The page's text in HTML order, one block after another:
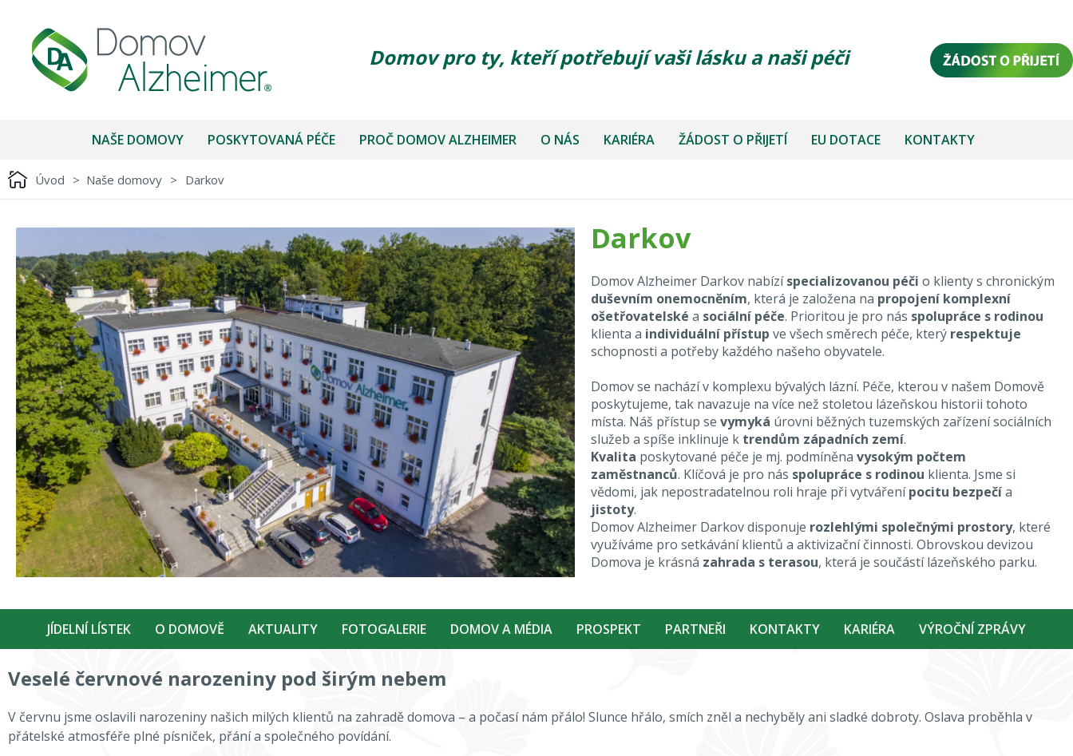
Domov pro ty, kteří potřebují vaši lásku a naši péči
NAŠE DOMOVY POSKYTOVANÁ PÉČE PROČ DOMOV ALZHEIMER O NÁS KARIÉRA ŽÁDOST O PŘIJETÍ EU DOTACE KONTAKTY
Úvod > Naše domovy > Darkov
Darkov
Domov Alzheimer Darkov nabízíspecializovanou péči o klienty s chronickým
duševním onemocněním, která je založena na propojení komplexní
ošetřovatelské a sociální péče. Prioritou je pro nás spolupráce s rodinou
klienta a individuální přístup ve všech směrech péče, který respektuje
schopnosti a potřeby každého našeho obyvatele.
Domov se nachází v komplexu bývalých lázní. Péče, kterou v našem Domově
poskytujeme, tak navazuje na více než stoletou lázeňskou historii tohoto
místa. Náš přístup se vymyká úrovni běžných tuzemských zařízení sociálních
služeb a spíše inklinuje k trendům západních zemí.
Kvalita poskytované péče je mj. podmíněnavysokým počtem
zaměstnanců. Klíčová je pro nás spolupráce s rodinou klienta. Jsme si
vědomi, jak nepostradatelnou roli hraje při vytvářenípocitu bezpečía
jistoty.
Domov Alzheimer Darkov disponuje rozlehlými společnými prostory, které
využíváme pro setkávání klientů a aktivizační činnosti. Obrovskou devizou
Domova je krásná zahrada s terasou, která je součástí lázeňského parku.
JÍDELNÍ LÍSTEK O DOMOVĚ AKTUALITY FOTOGALERIE DOMOV A MÉDIA PROSPEKT PARTNEŘI KONTAKTY KARIÉRA VÝROČNÍ ZPRÁVY
Veselé červnové narozeniny pod širým nebem
V červnu jsme oslavili narozeniny našich milých klientů na zahradě domova – a počasí nám přálo! Slunce hřálo, smích zněl a nechyběly ani sladké dobroty. Oslava proběhla v
přátelské atmosféře plné písniček, přání a společného povídání.